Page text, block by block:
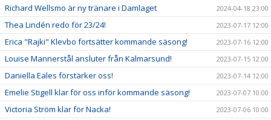
Richard Wellsmo är ny tränare i Damlaget 2024-04-18 23:00
Thea Lindén redo för 23/24! 2023-07-17 12:00
Erica "Rajki" Klevbo fortsätter kommande säsong! 2023-07-16 12:00
Louise Mannerstål ansluter från Kalmarsund! 2023-07-15 12:00
Daniella Eales förstärker oss! 2023-07-14 12:00
Emelie Stigell klar för oss inför kommande säsong! 2023-07-07 10:00
Victoria Ström klar för Nacka! 2023-07-06 10:00